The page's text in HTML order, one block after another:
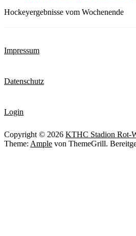
Hockeyergebnisse vom Wochenende
Impressum
Datenschutz
Login
Copyright © 2026 KTHC Stadion Rot-
Theme: Ample von ThemeGrill.